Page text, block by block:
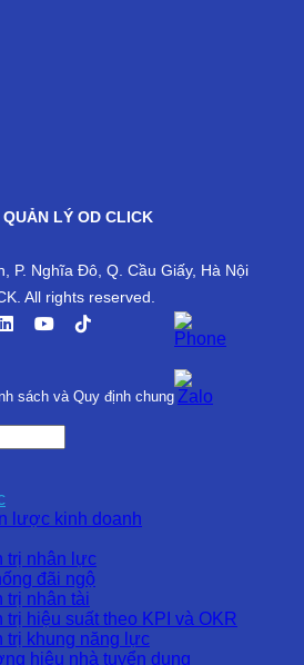
LÝ OD CLICK
P. Nghĩa Đô, Q. Cầu Giấy, Hà Nội
All rights reserved.
sách và Quy định chung
lược kinh doanh
trị nhân lực
đãi ngộ
trị nhân tài
trị hiệu suất theo KPI và OKR
trị khung năng lực
hiệu nhà tuyển dụng